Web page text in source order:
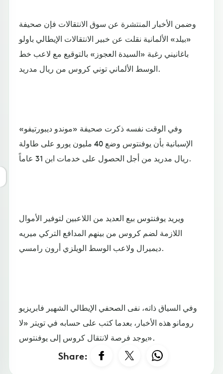
وضمن الأخبار المنتشرة عن سوق الانتقالات فإن صحيفة
«بيلد» الألمانية نقلت عن خبير الانتقالات الإيطالي باولو
باغانيني رغبة «السيدة العجوز» بالتوقيع مع لاعب خط
الوسط الألماني توني كروس من ريال مدريد.
وفي الوقت نفسه ذكرت صحيفة «موندو ديبورتيفو»
الإسبانية بأن يوفنتوس وضع 40 مليون يورو على طاولة
ريال مدريد من أجل الحصول على خدمات ابن 31 عاماً.
ويريد يوفنتوس بيع العديد من اللاعبين لتوفير الأموال
اللازمة لضم كروس من بينهم المدافع التركي ميريه
ديميرال ولاعب الوسط الويلزي أرون رامسي.
وفي السياق ذاته، نفى الصحفي الإيطالي الشهير فابريزيو
رومانو هذه الأخبار، بعدما كتب على حسابه في تويتر «لا
يوجد فرصة لانتقال كروس إلى يوفنتوس».
Share: